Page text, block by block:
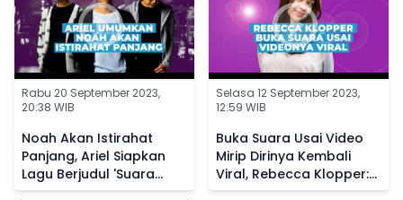
Rabu 20 September 2023,
20:38 WIB
Noah Akan Istirahat
Panjang, Ariel Siapkan
Lagu Berjudul 'Suara
Dalam Kepala' Buat
Selasa 12 September 2023,
12:59 WIB
Buka Suara Usai Video
Mirip Dirinya Kembali
Viral, Rebecca Klopper:
Allah Tidak Tidur